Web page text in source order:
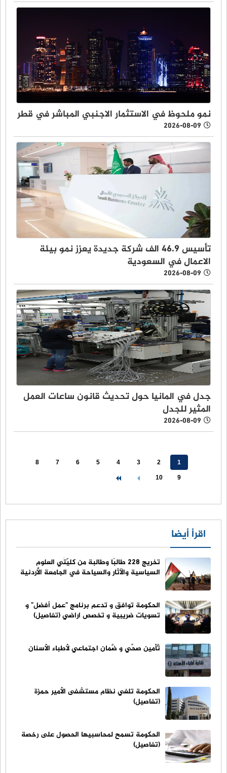
نمو ملحوظ في الاستثمار الاجنبي المباشر في قطر
2026-08-09
تأسيس 46.9 الف شركة جديدة يعزز نمو بيئة
الاعمال في السعودية
2026-08-09
جدل في المانيا حول تحديث قانون ساعات العمل
المثير للجدل
2026-08-09
1
2
3
4
5
6
7
8
9
10
اقرأ أيضا
تخريج 228 طالبًا وطالبة من كليّتَي العلوم
السياسية والآثار والسياحة في الجامعة الأردنية
الحكومة توافق و تدعم برنامج "عمل أفضل" و
تسويات ضريبية و تخصص اراضي (تفاصيل)
تَّأمين صحِّي و ضَّمان اجتماعي لأطباء الأسنان
الحكومة تلغي نظام مستشفى الأمير حمزة
(تفاصيل)
الحكومة تسمح لمحاسبيها الحصول على رخصة
(تفاصيل)